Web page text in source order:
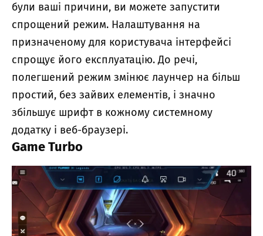
були ваші причини, ви можете запустити
спрощений режим. Налаштування на
призначеному для користувача інтерфейсі
спрощує його експлуатацію. До речі,
полегшений режим змінює лаунчер на більш
простий, без зайвих елементів, і значно
збільшує шрифт в кожному системному
додатку і веб-браузері.
Game Turbo